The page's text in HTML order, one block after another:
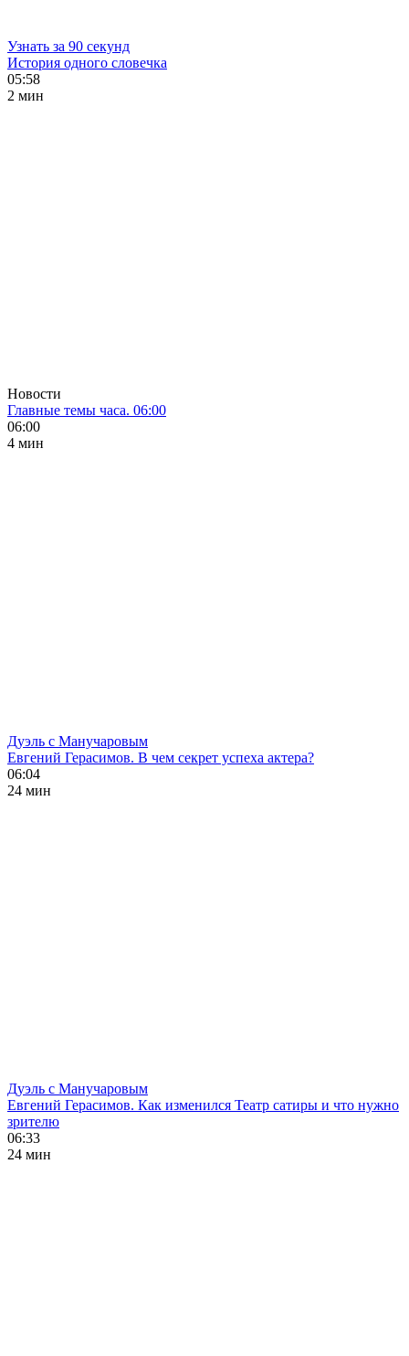
Узнать за 90 секунд
История одного словечка
05:58
2 мин
Новости
Главные темы часа. 06:00
06:00
4 мин
Дуэль с Манучаровым
Евгений Герасимов. В чем секрет успеха актера?
06:04
24 мин
Дуэль с Манучаровым
Евгений Герасимов. Как изменился Театр сатиры и что нужно
зрителю
06:33
24 мин